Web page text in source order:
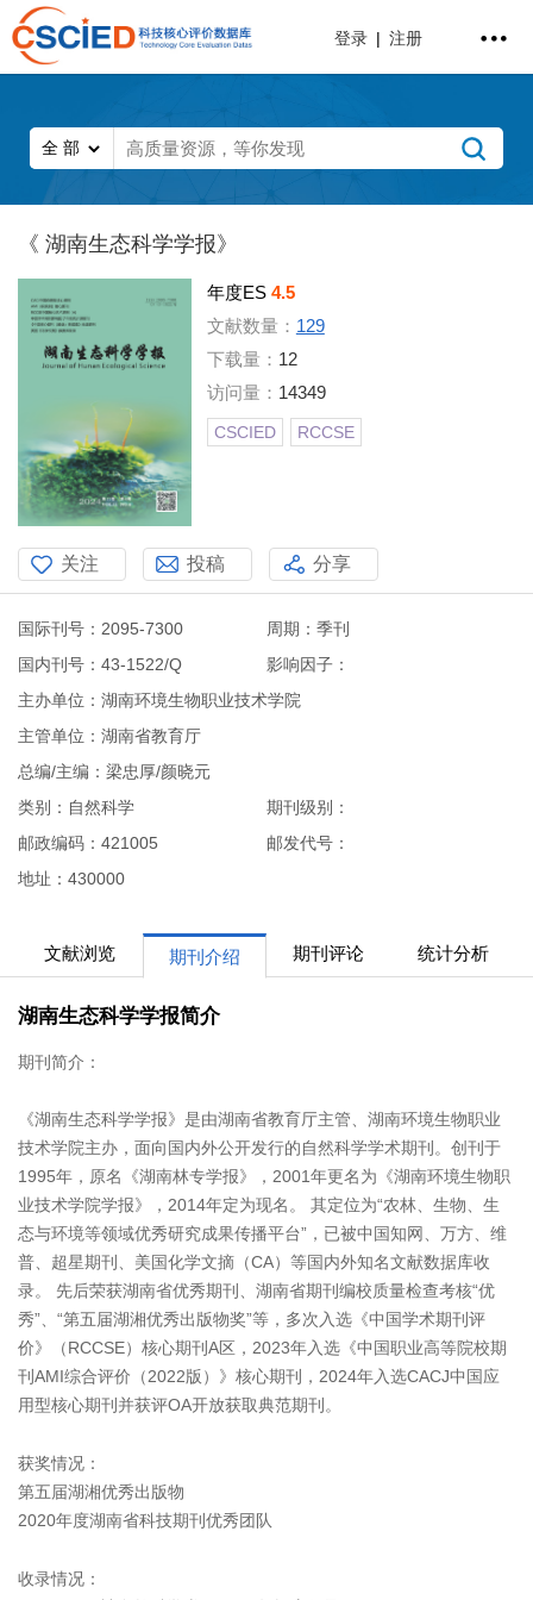
登录 | 注册
《 湖南生态科学学报》
年度ES 4.5
文献数量： 129
下载量： 12
访问量： 14349
CSCIED RCCSE
关注 投稿 分享
国际刊号：2095-7300
周期：季刊
国内刊号：43-1522/Q
影响因子：
主办单位：湖南环境生物职业技术学院
主管单位：湖南省教育厅
总编/主编：梁忠厚/颜晓元
类别：自然科学
期刊级别：
邮政编码：421005
邮发代号：
地址：430000
文献浏览 期刊介绍 期刊评论 统计分析
湖南生态科学学报简介
期刊简介：
《湖南生态科学学报》是由湖南省教育厅主管、湖南环境生物职业
技术学院主办，面向国内外公开发行的自然科学学术期刊。创刊于
1995年，原名《湖南林专学报》，2001年更名为《湖南环境生物职
业技术学院学报》，2014年定为现名。 其定位为“农林、生物、生
态与环境等领域优秀研究成果传播平台”，已被中国知网、万方、维
普、超星期刊、美国化学文摘（CA）等国内外知名文献数据库收
录。 先后荣获湖南省优秀期刊、湖南省期刊编校质量检查考核“优
秀”、“第五届湖湘优秀出版物奖”等，多次入选《中国学术期刊评
价》（RCCSE）核心期刊A区，2023年入选《中国职业高等院校期
刊AMI综合评价（2022版）》核心期刊，2024年入选CACJ中国应
用型核心期刊并获评OA开放获取典范期刊。
获奖情况：
第五届湖湘优秀出版物
2020年度湖南省科技期刊优秀团队
收录情况：